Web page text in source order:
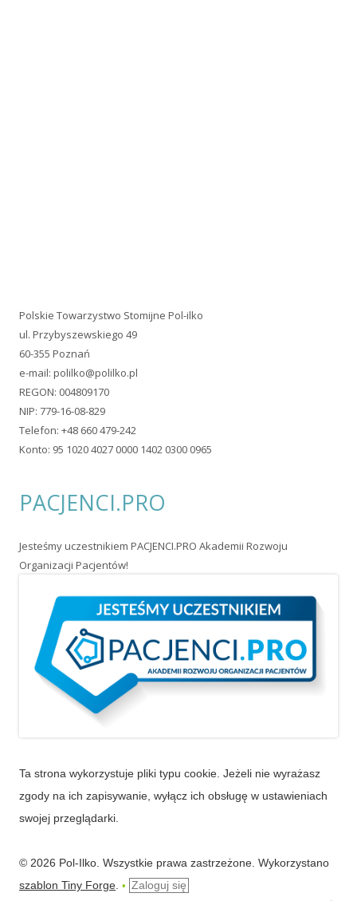
Ta strona wykorzystuje pliki typu cookie. Jeżeli nie wyrażasz
swojej przeglądarki.
© 2026 Pol-Ilko. Wszystkie prawa zastrzeżone. Wykorzystano
szablon Tiny Forge.• Zaloguj się
Powered by WordPress